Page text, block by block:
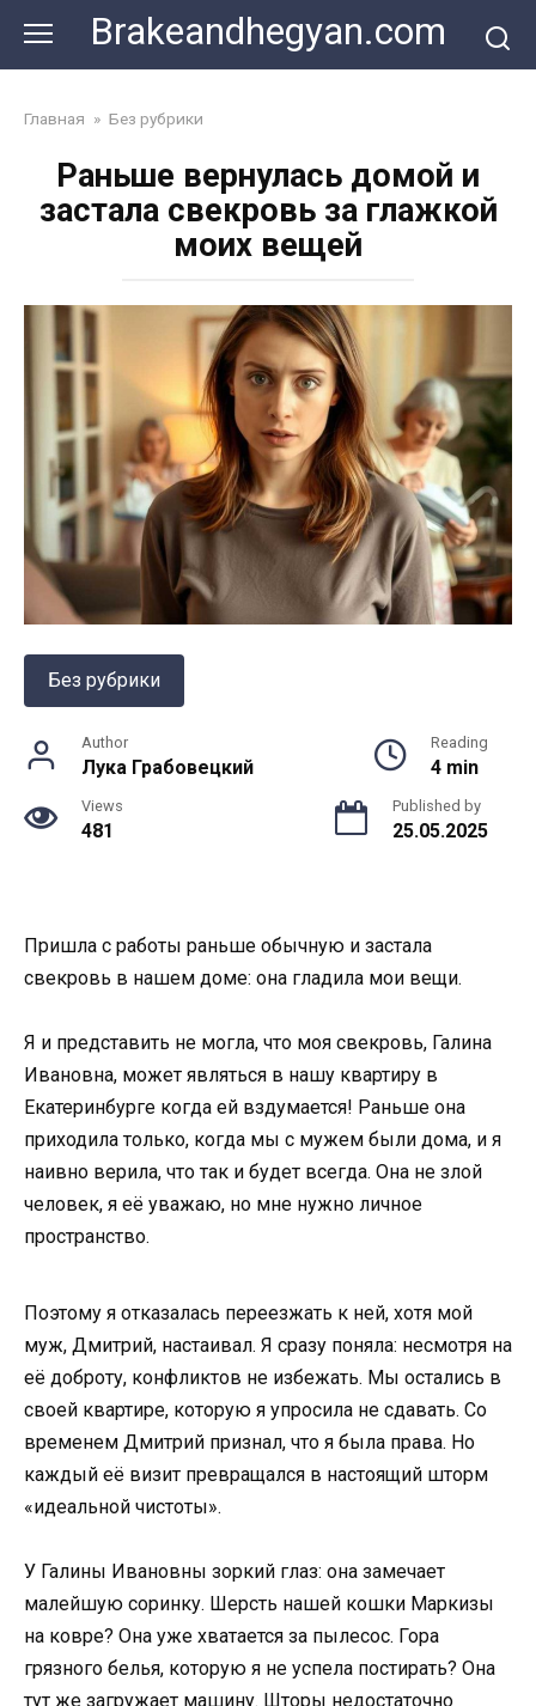
content
Brakeandhegyan.com
Главная » Без рубрики
Раньше вернулась домой и
застала свекровь за глажкой
моих вещей
Без рубрики
Author
Лука Грабовецкий
Reading
4 min
Views
481
Published by
25.05.2025
Пришла с работы раньше обычную и застала
свекровь в нашем доме: она гладила мои вещи.
Я и представить не могла, что моя свекровь, Галина
Ивановна, может являться в нашу квартиру в
Екатеринбурге когда ей вздумается! Раньше она
приходила только, когда мы с мужем были дома, и я
наивно верила, что так и будет всегда. Она не злой
человек, я её уважаю, но мне нужно личное
пространство.
Поэтому я отказалась переезжать к ней, хотя мой
муж, Дмитрий, настаивал. Я сразу поняла: несмотря на
её доброту, конфликтов не избежать. Мы остались в
своей квартире, которую я упросила не сдавать. Со
временем Дмитрий признал, что я была права. Но
каждый её визит превращался в настоящий шторм
«идеальной чистоты».
У Галины Ивановны зоркий глаз: она замечает
малейшую соринку. Шерсть нашей кошки Маркизы
на ковре? Она уже хватается за пылесос. Гора
грязного белья, которую я не успела постирать? Она
тут же загружает машину. Шторы недостаточно